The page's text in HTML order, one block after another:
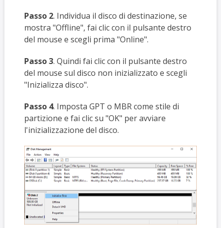
Passo 2. Individua il disco di destinazione, se
mostra "Offline", fai clic con il pulsante destro
del mouse e scegli prima "Online".
Passo 3. Quindi fai clic con il pulsante destro
del mouse sul disco non inizializzato e scegli
"Inizializza disco".
Passo4. Imposta GPT o MBR come stile di
partizione e fai clic su "OK" per avviare
l'inizializzazione del disco.